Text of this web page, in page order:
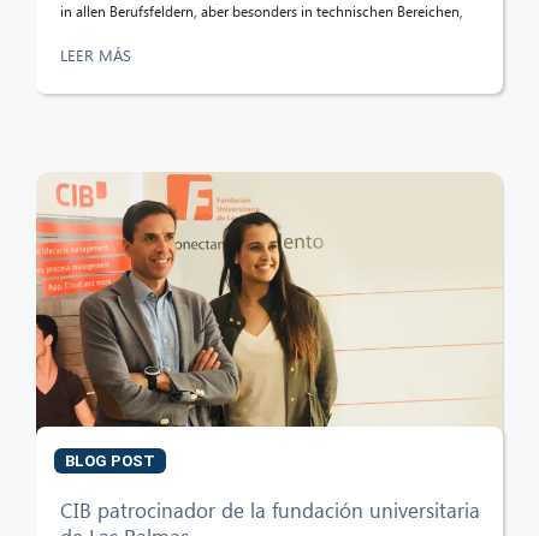
in allen Berufsfeldern, aber besonders in technischen Bereichen,
LEER MÁS
BLOG POST
CIB patrocinador de la fundación universitaria